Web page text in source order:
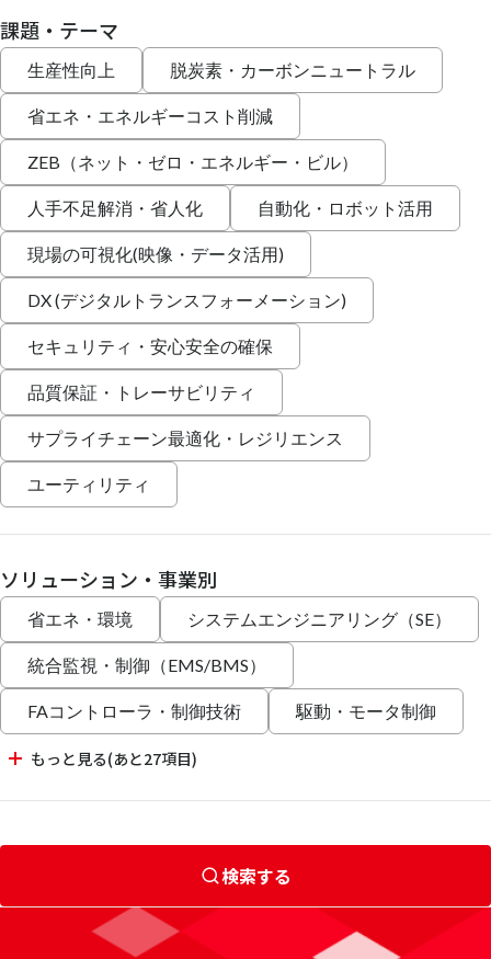
課題・テーマ
生産性向上 脱炭素・カーボンニュートラル
省エネ・エネルギーコスト削減
ZEB（ネット・ゼロ・エネルギー・ビル）
人手不足解消・省人化 自動化・ロボット活用
現場の可視化(映像・データ活用)
DX (デジタルトランスフォーメーション)
セキュリティ・安心安全の確保
品質保証・トレーサビリティ
サプライチェーン最適化・レジリエンス
ユーティリティ
ソリューション・事業別
省エネ・環境 システムエンジニアリング（SE）
統合監視・制御（EMS/BMS）
FAコントローラ・制御技術 駆動・モータ制御
もっと見る(あと27項目)
検索する